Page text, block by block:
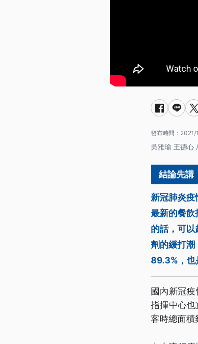
發布時間： 2021/
吳雅瑜 王德心
新冠肺炎
最新的餐飲
的話，可
劑的緩打潮
89.3%，也
國內新冠
指揮中心
客時總面積